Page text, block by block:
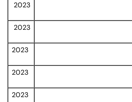
2023
2023
2023
2023
2023